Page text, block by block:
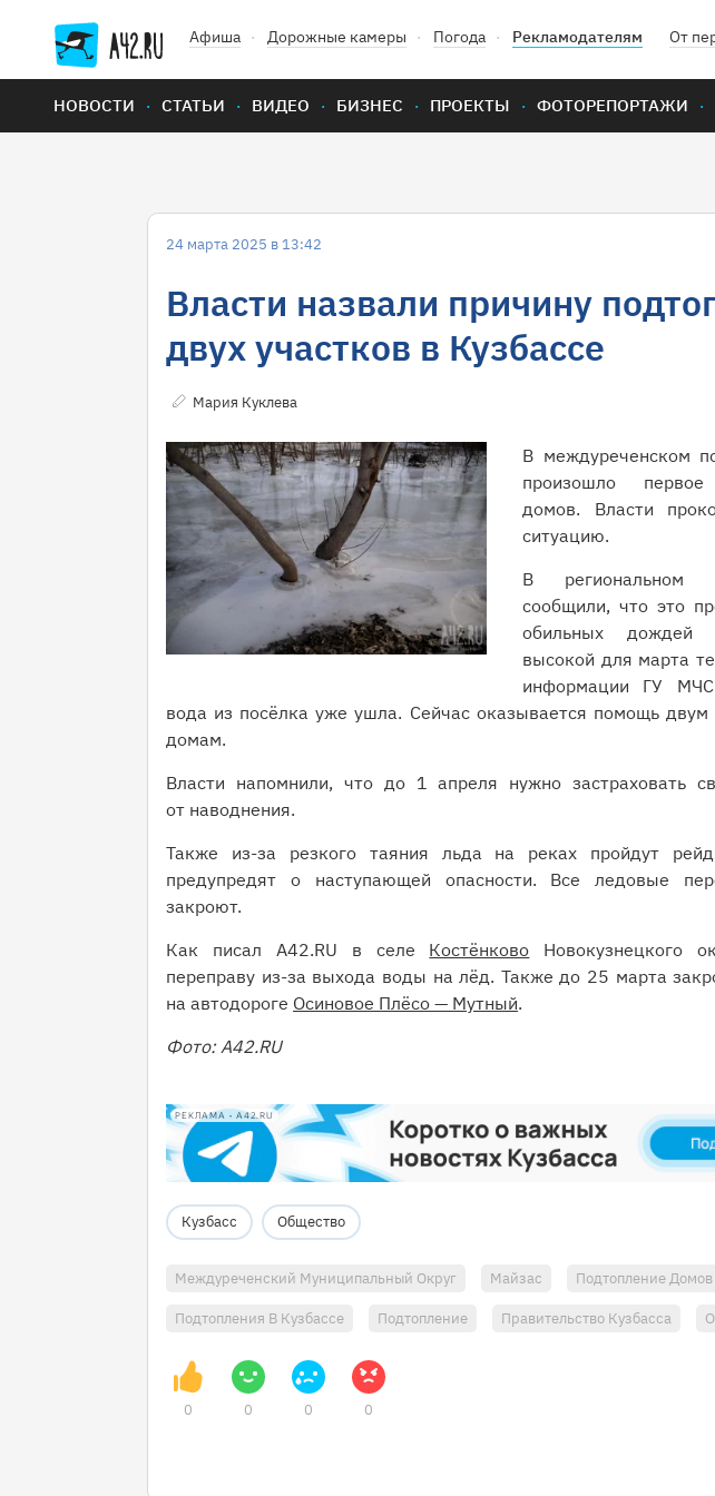
Афиша Дорожные камеры Погода Рекламодателям От
НОВОСТИ СТАТЬИ ВИДЕО БИЗНЕС ПРОЕКТЫ ФОТОРЕПОРТАЖИ
24 марта 2025 в 13:42
Власти назвали причину
двух участков в Кузбассе
Мария Куклева
В междуреченском
произошло первое
домов. Власти
ситуацию.
В региональном
сообщили, что это
обильных дождей
высокой для марта
информации ГУ МЧС
вода из посёлка уже ушла. Сейчас оказывается помощь двум
домам.
Власти напомнили, что до 1 апреля нужно застраховать
от наводнения.
Также из-за резкого таяния льда на реках пройдут
предупредят о наступающей опасности. Все ледовые
закроют.
Как писал A42.RU в селе Костёнково Новокузнецкого
переправу из-за выхода воды на лёд. Также до 25 марта
на автодороге Осиновое Плёсо — Мутный.
Фото: A42.RU
РЕКЛАМА • A42.RU
Кузбасс Общество
Междуреченский Муниципальный Округ Майзас Подтопление Домов
Подтопления В Кузбассе Подтопление Правительство Кузбасса
0 0 0 0